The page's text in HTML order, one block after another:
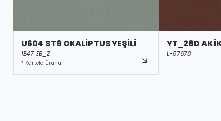
U604 ST9 OKALİPTUS YEŞİLİ
1E47 EB_Z
* Kartela Ürünü
YT_28D
L-57678